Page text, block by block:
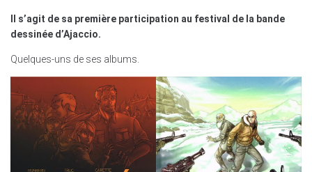
Il s’agit de sa première participation au festival de la bande
dessinée d’Ajaccio.
Quelques-uns de ses albums.